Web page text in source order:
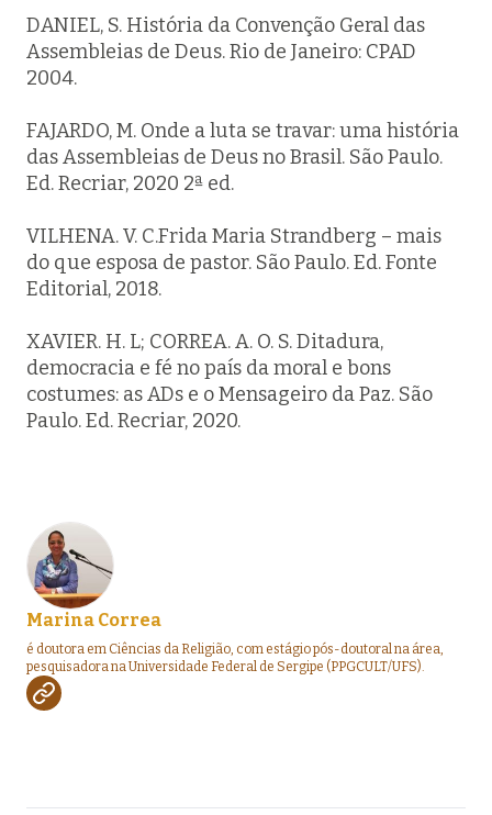
DANIEL, S. História da Convenção Geral das
Assembleias de Deus. Rio de Janeiro: CPAD
2004.
FAJARDO, M. Onde a luta se travar: uma história
das Assembleias de Deus no Brasil. São Paulo.
Ed. Recriar, 2020 2ª ed.
VILHENA. V. C.Frida Maria Strandberg – mais
do que esposa de pastor. São Paulo. Ed. Fonte
Editorial, 2018.
XAVIER. H. L; CORREA. A. O. S. Ditadura,
democracia e fé no país da moral e bons
costumes: as ADs e o Mensageiro da Paz. São
Paulo. Ed. Recriar, 2020.
Marina Correa
é doutora em Ciências da Religião, com estágio pós-doutoral na área,
pesquisadora na Universidade Federal de Sergipe (PPGCULT/UFS).